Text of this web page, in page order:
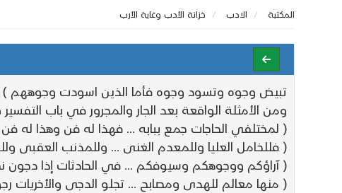
المكتبة الادب خزانة الأدب وغاية الأرب
تبيض وجوه وتسود وجوه فأما الذين اسودت وجوههم )
ومن الأمثلة الواقعة بعد الجار والمجرور في باب
( لمختلفي الحاجات جمع ببابه ... فهذا له فن وهذا له فن
( فللخامل العليا وللمعدم الغنى ... وللمذنب العقبى
( آراؤكم ووجوهكم وسيوفكم ... في الحادثات إذا دجون
( منها معالم للهدى ومصابح ... تجلو الدجى والأخريات